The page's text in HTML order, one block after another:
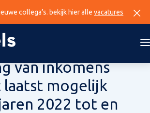
collega’s. bekijk hier alle vacatures
van inkomens
mogelijk
2022 tot en